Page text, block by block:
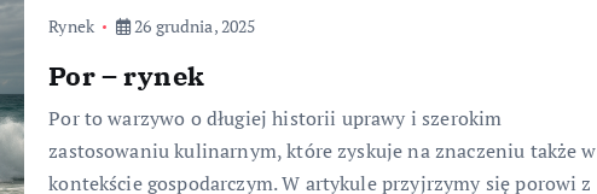
Rynek 26 grudnia, 2025
Por – rynek
Por to warzywo o długiej historii uprawy i szerokim
zastosowaniu kulinarnym, które zyskuje na znaczeniu także w
kontekście gospodarczym. W artykule przyjrzymy się porowi z